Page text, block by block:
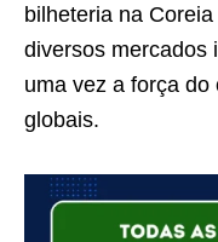
bilheteria na
diversos mercados
uma vez a força
globais.